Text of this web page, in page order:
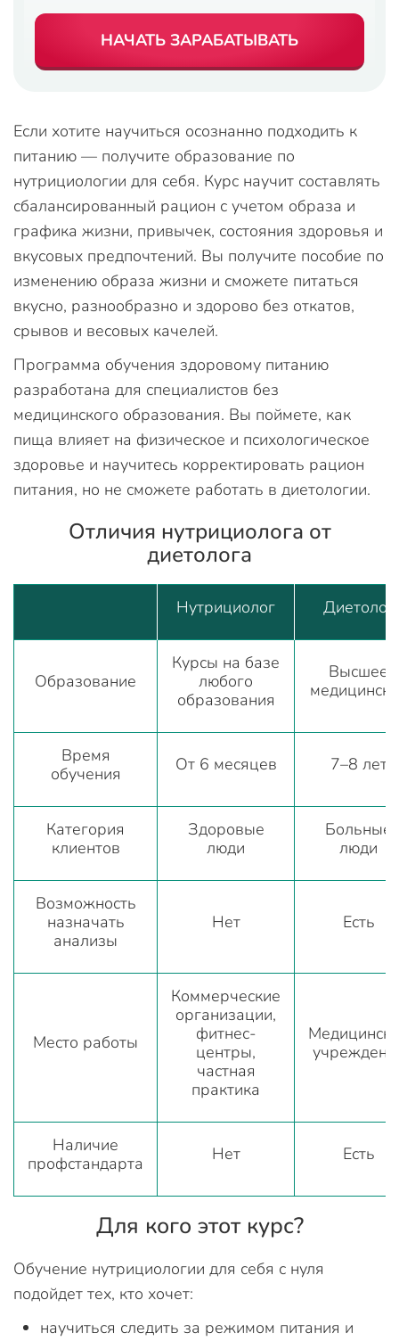
НАЧАТЬ ЗАРАБАТЫВАТЬ
Если хотите научиться осознанно подходить к
питанию — получите образование по
нутрициологии для себя. Курс научит составлять
сбалансированный рацион с учетом образа и
графика жизни, привычек, состояния здоровья и
вкусовых предпочтений. Вы получите пособие по
изменению образа жизни и сможете питаться
вкусно, разнообразно и здорово без откатов,
срывов и весовых качелей.
Программа обучения здоровому питанию
разработана для специалистов без
медицинского образования. Вы поймете, как
пища влияет на физическое и психологическое
здоровье и научитесь корректировать рацион
питания, но не сможете работать в диетологии.
Отличия нутрициолога от
диетолога
Нутрициолог Диетолог
Образование
Курсы на базе
любого
образования
Высшее
Время
обучения
От 6 месяцев 7–8 лет
Категория
клиентов
Здоровые
люди
Больные
люди
Возможность
назначать
анализы
Нет Есть
Место работы
Коммерческие
организации,
фитнес-
центры,
частная
практика
Наличие
профстандарта
Нет Есть
Для кого этот курс?
Обучение нутрициологии для себя с нуля
подойдет тех, кто хочет:
научиться следить за режимом питания и